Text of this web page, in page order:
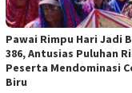
Pawai Rimpu Hari Jadi
386, Antusias Puluhan
Peserta Mendominasi
Biru